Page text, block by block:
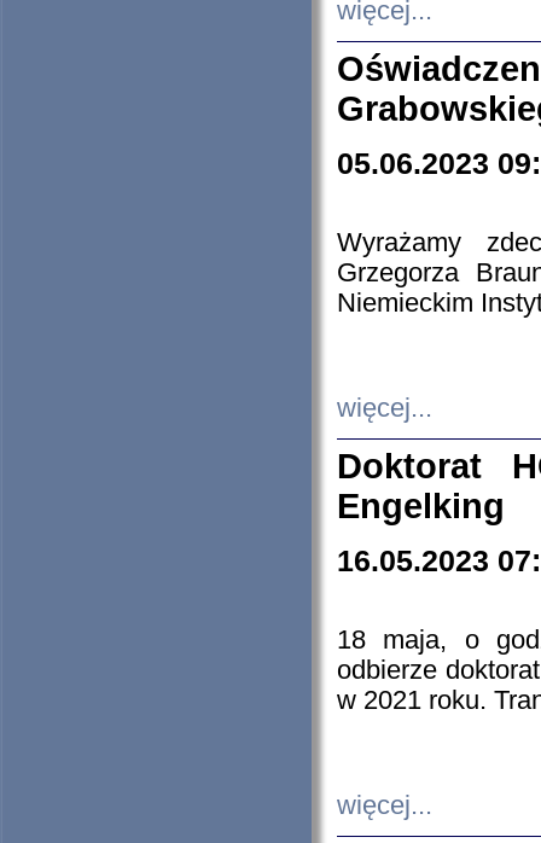
więcej...
05.06.2023
Wyrażamy
Grzegorza
Niemieckim
więcej...
Doktorat
Engelking
16.05.2023
18 maja, o
odbierze
w 2021 roku.
więcej...